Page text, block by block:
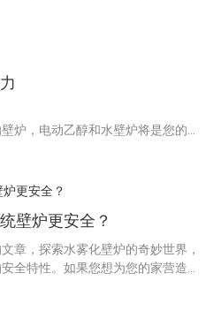
持家中舒适的湿度。在本文中，我
，以及它们如何彻底改变您的家庭
接家庭供暖的未来。
时代。这些现代奇迹提供了传统壁
的领先制造商，引领着这场家庭供
，利用水蒸气、LED照明和逼真的
壁炉只产生水蒸气和热量。这意味
美，而不会对环境造成任何负面影
简便。传统壁炉的安装过程复杂，
只需几个小时即可完成安装并投入
额外的管道或燃气管线，安装简
炉，电动乙醇和水壁炉将是您的最
胶燃料壁炉、生物火焰壁炉、乙醇
由不锈钢制成，由高效燃烧器托
罩组成。 二氧化碳、蒸汽和热量是
味着不需要室外通风或烟道
壁炉更安全？
章，探索水雾化壁炉的奇妙世界，
全特性。如果您想为您的家营造温
深入探究水雾化壁炉背后引人入胜